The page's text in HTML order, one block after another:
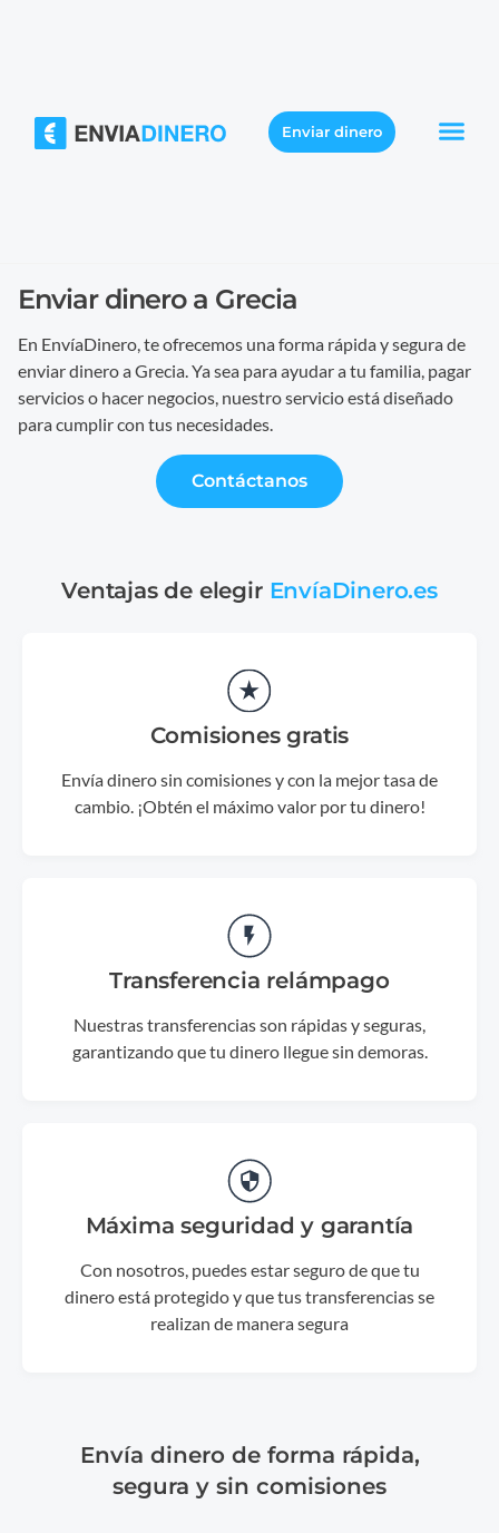
Enviar dinero
Enviar dinero a Grecia
En EnvíaDinero, te ofrecemos una forma rápida y segura de
enviar dinero a Grecia. Ya sea para ayudar a tu familia, pagar
servicios o hacer negocios, nuestro servicio está diseñado
para cumplir con tus necesidades.
Contáctanos
Ventajas de elegir EnvíaDinero.es
Comisiones gratis
Envía dinero sin comisiones y con la mejor tasa de
cambio. ¡Obtén el máximo valor por tu dinero!
Transferencia relámpago
Nuestras transferencias son rápidas y seguras,
garantizando que tu dinero llegue sin demoras.
Máxima seguridad y garantía
Con nosotros, puedes estar seguro de que tu
dinero está protegido y que tus transferencias se
realizan de manera segura
Envía dinero de forma rápida,
segura y sin comisiones